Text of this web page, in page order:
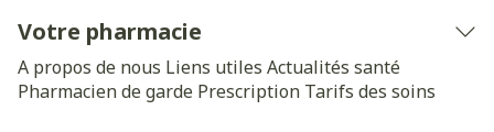
Votre pharmacie
A propos de nous Liens utiles Actualités santé
Pharmacien de garde Prescription Tarifs des soins